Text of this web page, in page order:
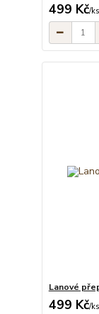
499 Kč/ks
Lanové
499 Kč/ks